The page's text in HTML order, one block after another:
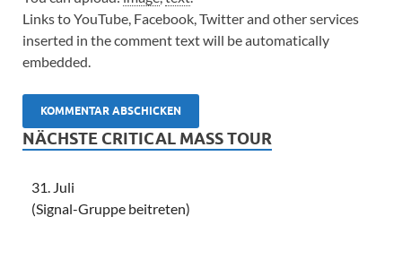
Links to YouTube, Facebook, Twitter and other services
inserted in the comment text will be automatically
embedded.
NÄCHSTE CRITICAL MASS TOUR
31. Juli
(Signal-Gruppe beitreten)